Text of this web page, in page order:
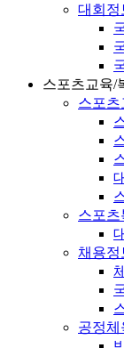
대회정
스포츠교육/
스포츠
스포츠
채용정
공정체